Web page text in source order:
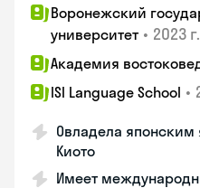
Воронежский
университет • 2023 г.
Академия
ISI Language School •
Овладела
Киото
Имеет